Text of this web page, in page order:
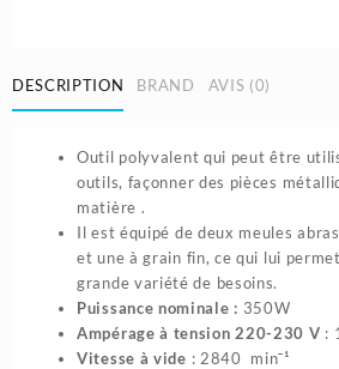
DESCRIPTION BRAND AVIS (0)
Outil polyvalent qui peut être
outils, façonner des pièces
matière .
Il est équipé de deux meules
et une à grain fin, ce qui lui
grande variété de besoins.
Puissance nominale : 350W
Ampérage à tension 220-230 V :
Vitesse à vide : 2840 minˉ¹